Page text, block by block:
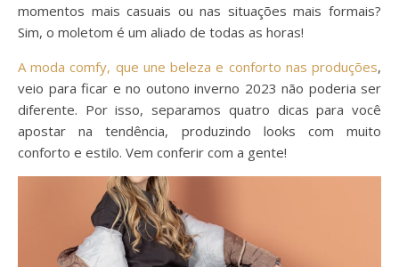
momentos mais casuais ou nas situações mais formais?
Sim, o moletom é um aliado de todas as horas!
A moda comfy, que une beleza e conforto nas produções,
veio para ficar e no outono inverno 2023 não poderia ser
diferente. Por isso, separamos quatro dicas para você
apostar na tendência, produzindo looks com muito
conforto e estilo. Vem conferir com a gente!